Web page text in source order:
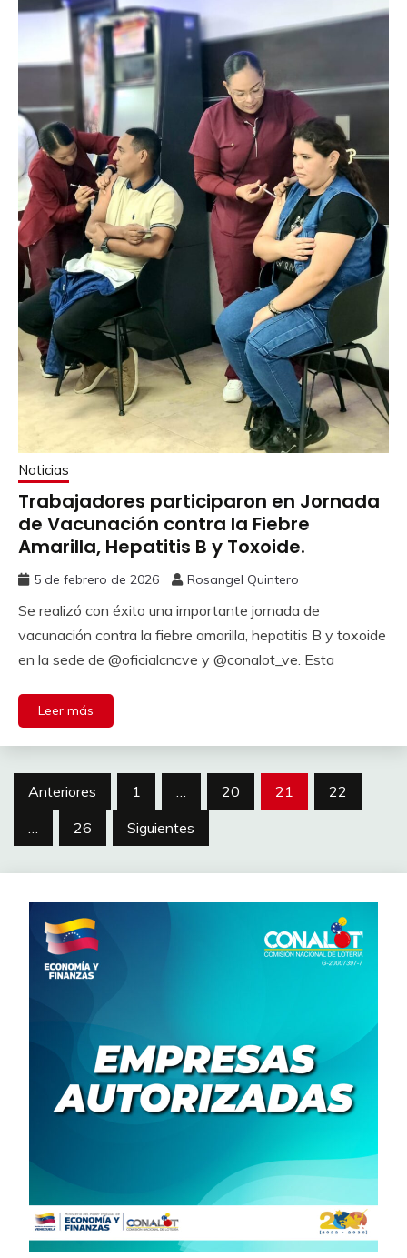
Noticias
Trabajadores participaron en Jornada
de Vacunación contra la Fiebre
Amarilla, Hepatitis B y Toxoide.
5 de febrero de 2026 Rosangel Quintero
Se realizó con éxito una importante jornada de
vacunación contra la fiebre amarilla, hepatitis B y toxoide
en la sede de @oficialcncve y @conalot_ve. Esta
Leer más
Anteriores 1 20 21
22
26 Siguientes